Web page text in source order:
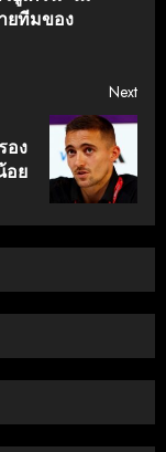
ยทีมของ
Next
อง
อย